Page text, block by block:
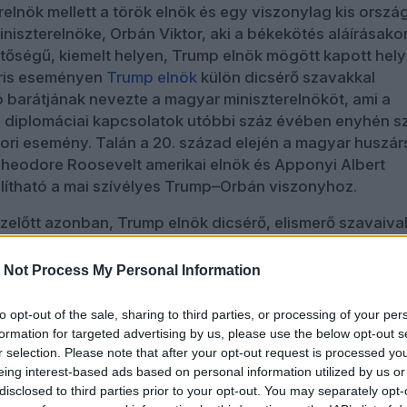
Not Process My Personal Information
opt-out of the sale, sharing to third parties, or processing of your
for targeted advertising by us, please use the below opt-out
selection. Please note that after your opt-out request is processed
interest-based ads based on personal information utilized by us
to third parties prior to your opt-out. You may separately
mellett a török elnök és egy viszonylag kis
Orbán Viktor, aki a békekötés
kiemelt helyen, Trump elnök mögött kapott
eseményen Trump elnök külön dicsérő szavakkal
nevezte a magyar miniszterelnököt, ami a
diplomáciai kapcsolatok utóbbi száz évében enyhén
esemény. Talán a 20. század elején a magyar
Roosevelt amerikai elnök és Apponyi Albert
a mai szívélyes Trump–Orbán viszonyhoz.
azonban, Trump elnök dicsérő, elismerő
teljességgel „autokratikus, antidemokratikus”, kvázi
beszélgetésen. Mindez nem kis figyelmet és nem
az internet mindent leuraló másodlagos valóságában.
amerikai demokraták komor, kritikus véleményétől
hogy Magyarország diplomáciai szerepét,
és egyéb fontosságát tekintve abszolút nem